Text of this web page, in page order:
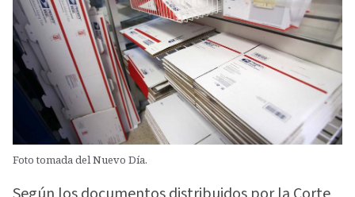
Foto tomada del Nuevo Día.